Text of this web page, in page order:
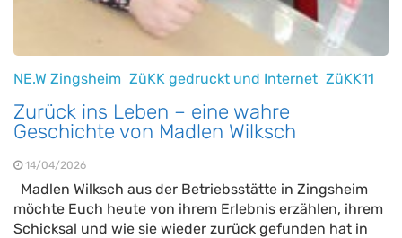
NE.W Zingsheim ZüKK gedruckt und Internet ZüKK11
Zurück ins Leben – eine wahre
Geschichte von Madlen Wilksch
14/04/2026
Madlen Wilksch aus der Betriebsstätte in Zingsheim
möchte Euch heute von ihrem Erlebnis erzählen, ihrem
Schicksal und wie sie wieder zurück gefunden hat in